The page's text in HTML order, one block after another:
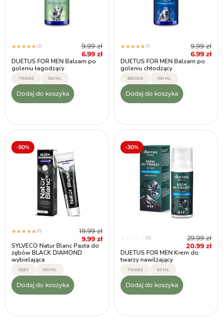
★★★★★(2) 9.99zł
6.99 zł
DUETUS FOR MEN Balsam po
goleniu łagodzący
TWARZ 100 ML
Dodaj do koszyka
★★★★★(1) 9.99zł
6.99 zł
DUETUS FOR MEN Balsam po
goleniu chłodzący
BRODA 100 ML
Dodaj do koszyka
-50%
★★★★★(6) 19.99zł
9.99 zł
SYLVECO Natur Blanc Pasta do
zębów BLACK DIAMOND
wybielająca
ZĘBY 100 ML
Dodaj do koszyka
-30%
(0) 29.99zł
20.99 zł
DUETUS FOR MEN Krem do
twarzy nawilżający
TWARZ 50 ML
Dodaj do koszyka